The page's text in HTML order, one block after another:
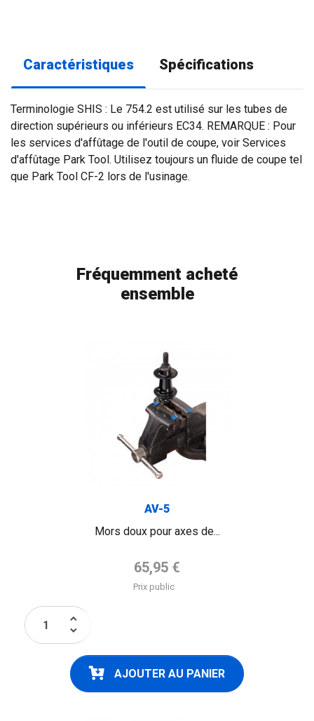
Caractéristiques Spécifications
Terminologie SHIS : Le 754.2 est utilisé sur les tubes de
direction supérieurs ou inférieurs EC34. REMARQUE : Pour
les services d'affûtage de l'outil de coupe, voir Services
d'affûtage Park Tool. Utilisez toujours un fluide de coupe tel
que Park Tool CF-2 lors de l'usinage.
Fréquemment acheté
ensemble
AV-5
Mors doux pour axes de...
Prix de base
65,95 €
Prix public
keyboard_arrow_up
keyboard_arrow_down
AJOUTER AU PANIER